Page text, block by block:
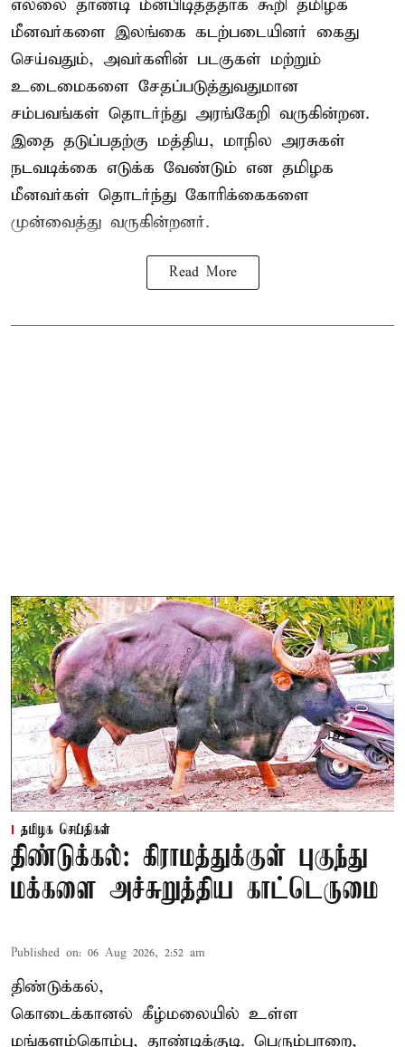
எல்லை தாண்டி மீன்பிடித்ததாக கூறி தமிழக
மீனவர்களை இலங்கை கடற்படையினர் கைது
செய்வதும், அவர்களின் படகுகள் மற்றும்
உடைமைகளை சேதப்படுத்துவதுமான
சம்பவங்கள் தொடர்ந்து அரங்கேறி வருகின்றன.
இதை தடுப்பதற்கு மத்திய, மாநில அரசுகள்
நடவடிக்கை எடுக்க வேண்டும் என தமிழக
மீனவர்கள் தொடர்ந்து கோரிக்கைகளை
முன்வைத்து வருகின்றனர்.
Read More
தமிழக செய்திகள்
திண்டுக்கல்: கிராமத்துக்குள் புகுந்து
மக்களை அச்சுறுத்திய காட்டெருமை
Published on: 06 Aug 2026, 2:52 am
திண்டுக்கல்,
கொடைக்கானல் கீழ்மலையில் உள்ள
மங்களம்கொம்பு, தாண்டிக்குடி. பெரும்பாறை,